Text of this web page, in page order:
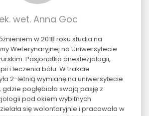
wet. Anna Goc
w 2018 roku studia na
Weterynaryjnej na Uniwersytecie
Pasjonatka anestezjologii,
i leczenia bólu. W trakcie
2-letnią wymianę na uniwersytecie
pogłębiała swoją pasję z
pod okiem wybitnych
się wolontaryjnie i pracowała w